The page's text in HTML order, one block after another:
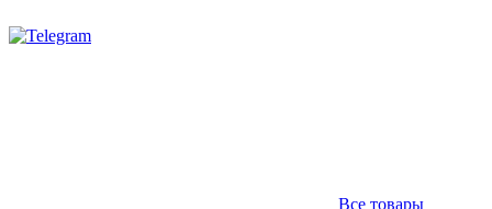
Все товары